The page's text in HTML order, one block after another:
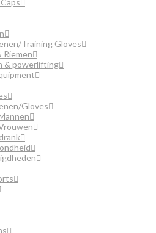
Training Gloves
Riemen
& powerlifting
Gloves